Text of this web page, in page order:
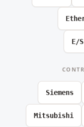
E/
Siemens
Mitsubishi